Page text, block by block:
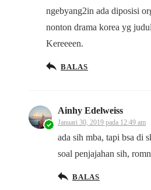
ngebyang2in ada diposisi
nonton drama korea yg
Kereeeen.
BALAS
Ainhy Edelweiss
Januari 30, 2019 pada 12:49 am
ada sih mba, tapi bsa di
soal penjajahan sih,
BALAS